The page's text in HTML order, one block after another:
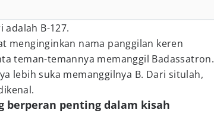
adalah B-127.
menginginkan nama panggilan keren
teman-temannya memanggil Badassatron.
lebih suka memanggilnya B. Dari situlah,
berperan penting dalam kisah